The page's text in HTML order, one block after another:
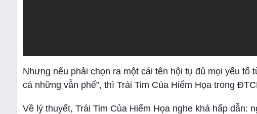
Nhưng nếu phải chọn ra một cái tên hội tụ đủ mọi yếu tố
cả những vẫn phế”, thì Trái Tim Của Hiểm Họa trong
Về lý thuyết, Trái Tim Của Hiểm Họa nghe khá hấp